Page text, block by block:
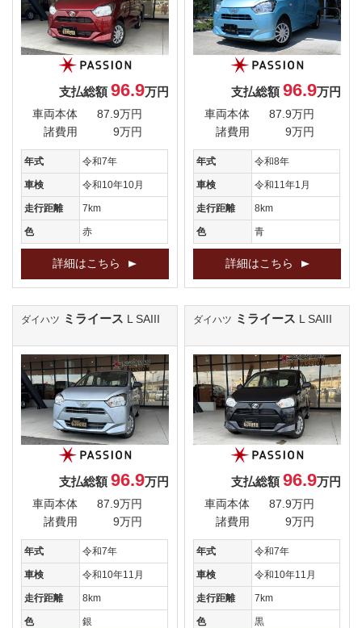
支払総額96.9万円
車両本体
87.9万円
諸費用
9万円
年式 令和7年
車検 令和10年10月
走行距離 7km
色 赤
詳細はこちら
支払総額96.9万円
車両本体
87.9万円
諸費用
9万円
年式 令和8年
車検 令和11年1月
走行距離 8km
色 青
詳細はこちら
ダイハツ ミライース L SAIII
支払総額96.9万円
車両本体
87.9万円
諸費用
9万円
年式 令和7年
車検 令和10年11月
走行距離 8km
色 銀
ダイハツ ミライース L SAIII
支払総額96.9万円
車両本体
87.9万円
諸費用
9万円
年式 令和7年
車検 令和10年11月
走行距離 7km
色 黒